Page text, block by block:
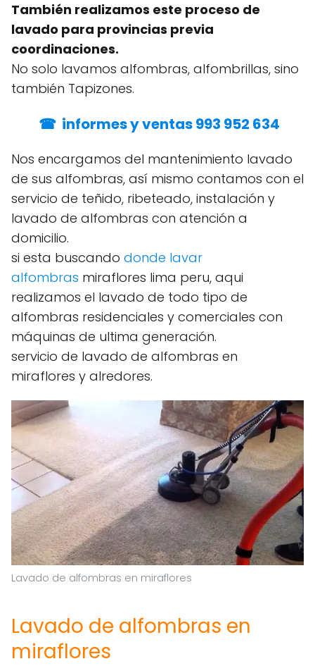
También realizamos este proceso de
lavado para provincias previa
coordinaciones.
No solo lavamos alfombras, alfombrillas, sino
también Tapizones.
☎ informes y ventas 993 952 634
Nos encargamos del mantenimiento lavado
de sus alfombras, así mismo contamos con el
servicio de teñido, ribeteado, instalación y
lavado de alfombras con atención a
domicilio.
si esta buscando donde lavar
alfombras miraflores lima peru, aqui
realizamos el lavado de todo tipo de
alfombras residenciales y comerciales con
máquinas de ultima generación.
servicio de lavado de alfombras en
miraflores y alredores.
Lavado de alfombras en miraflores
Lavado de alfombras en
miraflores